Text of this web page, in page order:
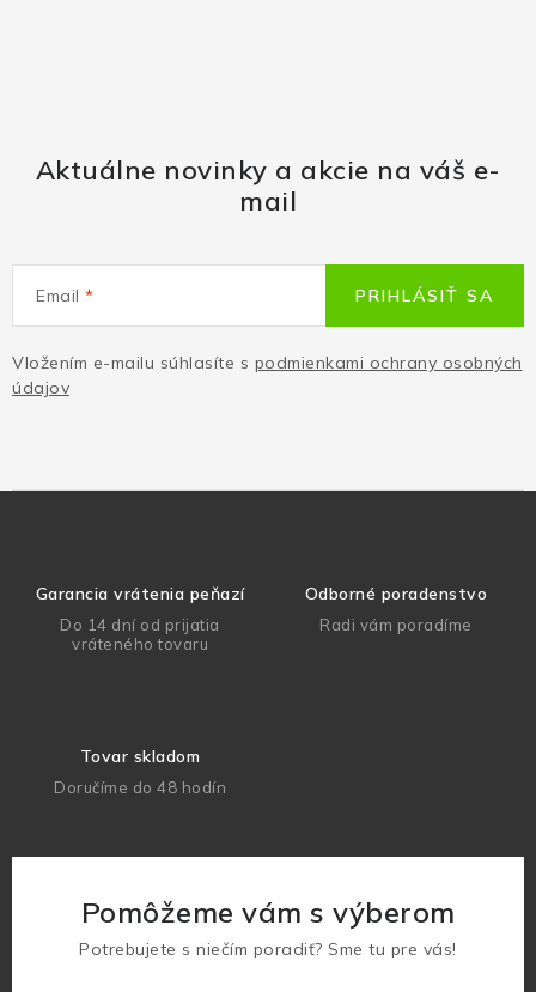
Aktuálne novinky a akcie na váš e-
mail
Email
Vložením e-mailu súhlasíte s podmienkami ochrany osobných
údajov
PRIHLÁSIŤ SA
Garancia vrátenia peňazí
Do 14 dní od prijatia
vráteného tovaru
Odborné poradenstvo
Radi vám poradíme
Tovar skladom
Doručíme do 48 hodín
Pomôžeme vám s výberom
Potrebujete s niečím poradiť? Sme tu pre vás!